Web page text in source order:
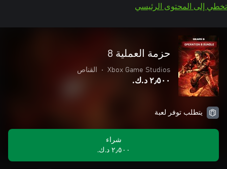
تخطي إلى المحتوى الرئيسي
حزمة العملية 8
Xbox Game Studios
• القناص
٢٫٥٠٠ د.ك.‏
يتطلب توفر لعبة
شراء
٢٫٥٠٠ د.ك.‏